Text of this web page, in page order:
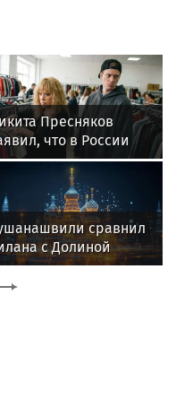
Пресняков
что в России
обидели. И
с братом
за политики
сравнил
с Долиной
шквала критики